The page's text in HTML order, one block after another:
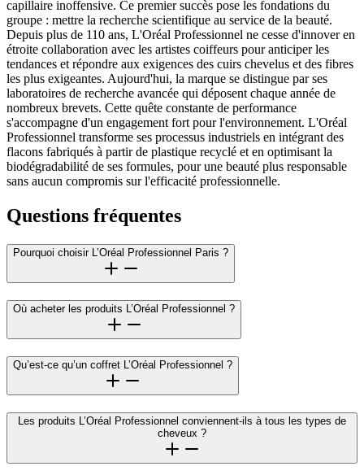
capillaire inoffensive. Ce premier succès pose les fondations du
groupe : mettre la recherche scientifique au service de la beauté.
Depuis plus de 110 ans, L'Oréal Professionnel ne cesse d'innover en
étroite collaboration avec les artistes coiffeurs pour anticiper les
tendances et répondre aux exigences des cuirs chevelus et des fibres
les plus exigeantes. Aujourd'hui, la marque se distingue par ses
laboratoires de recherche avancée qui déposent chaque année de
nombreux brevets. Cette quête constante de performance
s'accompagne d'un engagement fort pour l'environnement. L'Oréal
Professionnel transforme ses processus industriels en intégrant des
flacons fabriqués à partir de plastique recyclé et en optimisant la
biodégradabilité de ses formules, pour une beauté plus responsable
sans aucun compromis sur l'efficacité professionnelle.
Questions fréquentes
Pourquoi choisir L’Oréal Professionnel Paris ?
Où acheter les produits L’Oréal Professionnel ?
Qu’est-ce qu’un coffret L’Oréal Professionnel ?
Les produits L’Oréal Professionnel conviennent-ils à tous les types de
cheveux ?